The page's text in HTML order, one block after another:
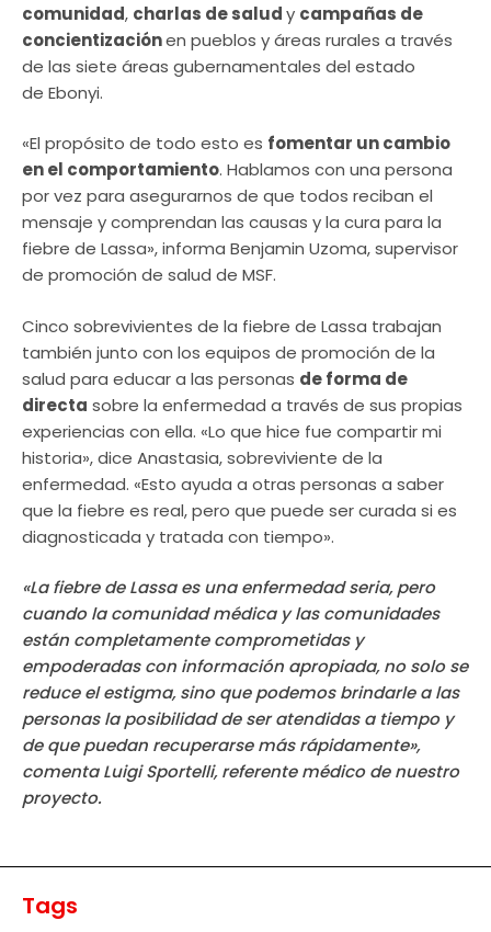
comunidad, charlas de saludy campañas de
concientizaciónen pueblos y áreas rurales a través
de las siete áreas gubernamentales del estado
de Ebonyi.
«El propósito de todo esto es fomentar un cambio
en el comportamiento. Hablamos con una persona
por vez para asegurarnos de que todos reciban el
mensaje y comprendan las causas y la cura para la
fiebre de Lassa», informa Benjamin Uzoma, supervisor
de promoción de salud de MSF.
Cinco sobrevivientes de la fiebre de Lassa trabajan
también junto con los equipos de promoción de la
salud para educar a las personas de forma de
directa sobre la enfermedad a través de sus propias
experiencias con ella. «Lo que hice fue compartir mi
historia», dice Anastasia, sobreviviente de la
enfermedad. «Esto ayuda a otras personas a saber
que la fiebre es real, pero que puede ser curada si es
diagnosticada y tratada con tiempo».
«La fiebre de Lassa es una enfermedad seria, pero
cuando la comunidad médica y las comunidades
están completamente comprometidas y
empoderadas con información apropiada, no solo se
reduce el estigma, sino que podemos brindarle a las
personas la posibilidad de ser atendidas a tiempo y
de que puedan recuperarse más rápidamente»,
comenta Luigi Sportelli, referente médico de nuestro
proyecto.
Tags